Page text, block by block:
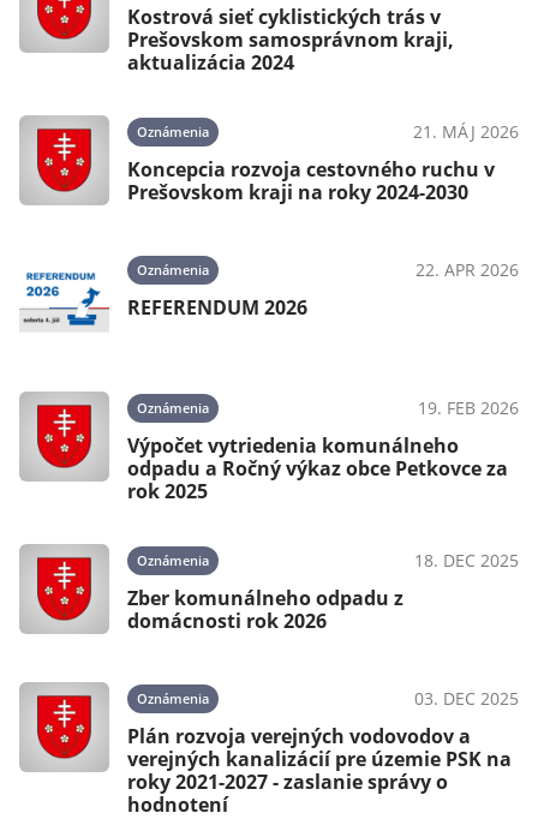
Kostrová sieť cyklistických trás v
Prešovskom samosprávnom kraji,
aktualizácia 2024
Oznámenia 21. MÁJ 2026
Koncepcia rozvoja cestovného ruchu v
Prešovskom kraji na roky 2024-2030
Oznámenia 22. APR 2026
REFERENDUM 2026
Oznámenia 19. FEB 2026
Výpočet vytriedenia komunálneho
odpadu a Ročný výkaz obce Petkovce za
rok 2025
Oznámenia 18. DEC 2025
Zber komunálneho odpadu z
domácnosti rok 2026
Oznámenia 03. DEC 2025
Plán rozvoja verejných vodovodov a
verejných kanalizácií pre územie PSK na
roky 2021-2027 - zaslanie správy o
hodnotení